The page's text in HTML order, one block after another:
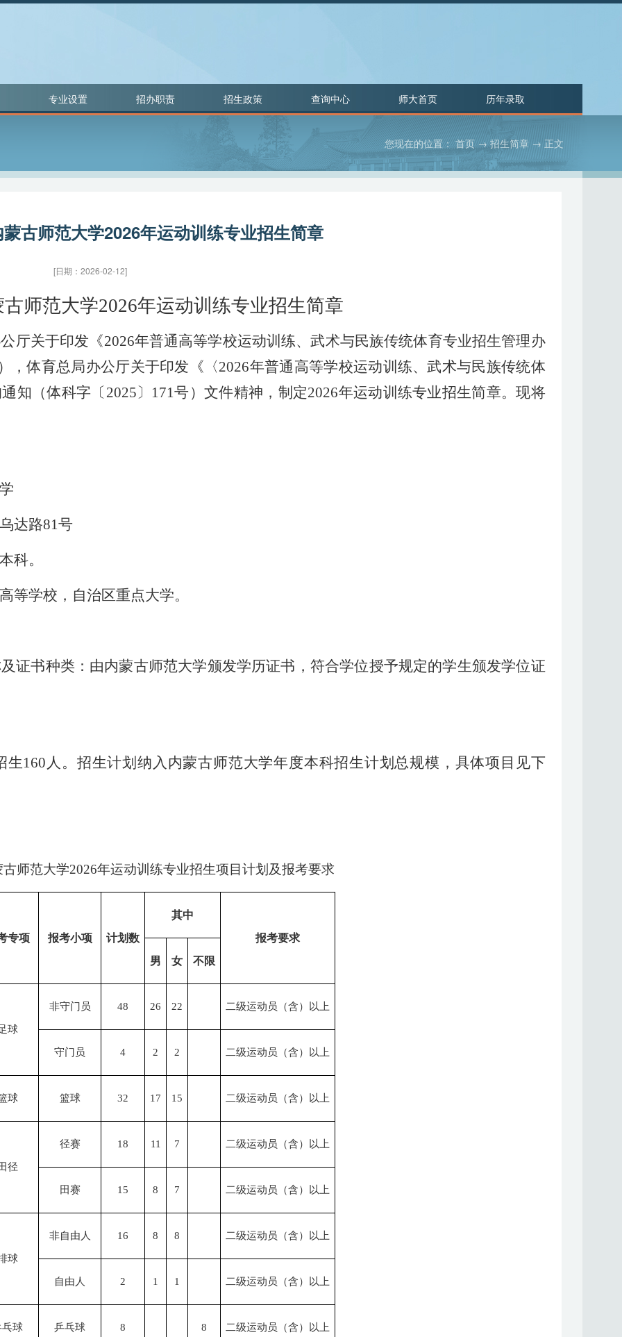
专业设置 招办职责 招生政策 查询中心 师大首页 历年录取
您现在的位置：首页→招生简章 → 正文
古师范大学2026年运动训练专业招生简章
[日期：2026-02-12]
古师范大学2026年运动训练专业招生简章
厅关于印发《2026年普通高等学校运动训练、武术与民族传统体育专业招生管理办
，体育总局办公厅关于印发《 〈2026年普通高等学校运动训练、武术与民族传统体
知（体科字〔 2025〕 171号）文件精神，制定2026年运动训练专业招生简章。现将
达路81号
科。
等学校，自治区重点大学。
证书种类：由内蒙古师范大学颁发学历证书，符合学位授予规定的学生颁发学位证
生160人。招生计划纳入内蒙古师范大学年度本科招生计划总规模，具体项目见下
古师范大学2026年运动训练专业招生项目计划及报考要求
专项 报考小项 计划数
其中
报考要求
男
女 不限
球
非守门员 48 26 22 二级运动员（含）以上
守门员 4 2 2 二级运动员（含）以上
球 篮球 32 17 15 二级运动员（含）以上
径
径赛 18 11 7 二级运动员（含）以上
田赛 15 8 7 二级运动员（含）以上
球
非自由人 16 8 8 二级运动员（含）以上
自由人 2 1 1 二级运动员（含）以上
乓球 乒乓球 8 8 二级运动员（含）以上